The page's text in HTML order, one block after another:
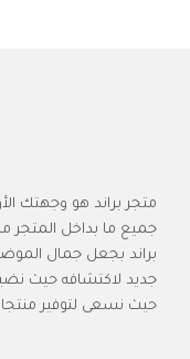
متجر براند هو وجهتك
جميع ما بداخل المتجر
براند بجعل جمال
جديد لاكتشافه حيث
حيث نسعى لتوفير